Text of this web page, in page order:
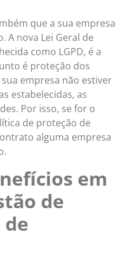
que a sua empresa
A nova Lei Geral de
como LGPD, é a
é proteção dos
empresa não estiver
estabelecidas, as
Por isso, se for o
de proteção de
alguma empresa
em
de